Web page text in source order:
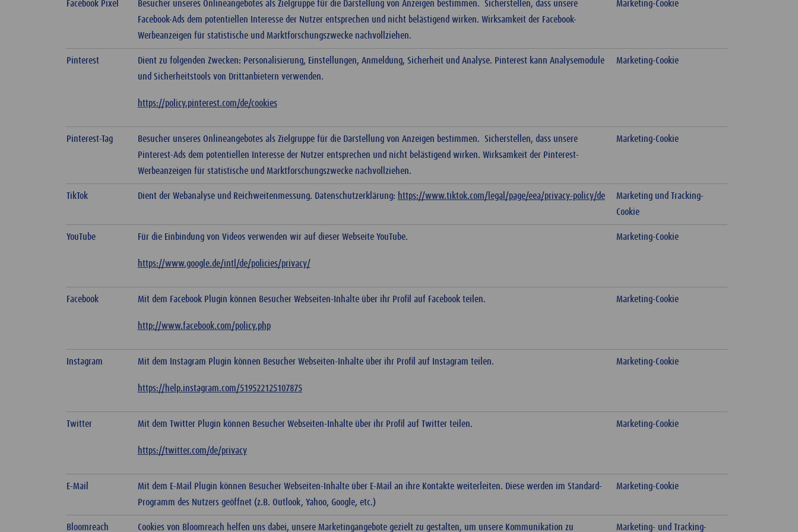
Facebook Pixel
Besucher unseres Onlineangebotes als Zielgruppe für die Darstellung von Anzeigen bestimmen. Sicherstellen, dass unsere
Facebook-Ads dem potentiellen Interesse der Nutzer entsprechen und nicht belästigend wirken. Wirksamkeit der Facebook-
Werbeanzeigen für statistische und Marktforschungszwecke nachvollziehen.
Marketing-Cookie
Pinterest
Dient zu folgenden Zwecken: Personalisierung, Einstellungen, Anmeldung, Sicherheit und Analyse. Pinterest kann Analysemodule
und Sicherheitstools von Drittanbietern verwenden.
https://policy.pinterest.com/de/cookies
Marketing-Cookie
Pinterest-Tag
Besucher unseres Onlineangebotes als Zielgruppe für die Darstellung von Anzeigen bestimmen. Sicherstellen, dass unsere
Pinterest-Ads dem potentiellen Interesse der Nutzer entsprechen und nicht belästigend wirken. Wirksamkeit der Pinterest-
Werbeanzeigen für statistische und Marktforschungszwecke nachvollziehen.
Marketing-Cookie
TikTok Dient der Webanalyse und Reichweitenmessung. Datenschutzerklärung: https://www.tiktok.com/legal/page/eea/privacy-policy/de
Marketing und Tracking-
Cookie
YouTube Für die Einbindung von Videos verwenden wir auf dieser Webseite YouTube.
https://www.google.de/intl/de/policies/privacy/
Marketing-Cookie
Facebook Mit dem Facebook Plugin können Besucher Webseiten-Inhalte über ihr Profil auf Facebook teilen.
http://www.facebook.com/policy.php
Marketing-Cookie
Instagram Mit dem Instagram Plugin können Besucher Webseiten-Inhalte über ihr Profil auf Instagram teilen.
https://help.instagram.com/519522125107875
Marketing-Cookie
Twitter Mit dem Twitter Plugin können Besucher Webseiten-Inhalte über ihr Profil auf Twitter teilen.
https://twitter.com/de/privacy
Marketing-Cookie
E-Mail
Mit dem E-Mail Plugin können Besucher Webseiten-Inhalte über E-Mail an ihre Kontakte weiterleiten. Diese werden im Standard-
Programm des Nutzers geöffnet (z.B. Outlook, Yahoo, Google, etc.)
Marketing-Cookie
Bloomreach Cookies von Bloomreach helfen uns dabei, unsere Marketingangebote gezielt zu gestalten, um unsere Kommunikation zu Marketing- und Tracking-